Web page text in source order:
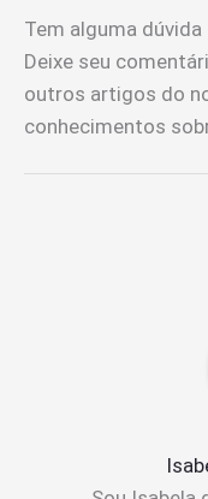
Tem alguma
Deixe seu
outros artigos do
conhecimentos